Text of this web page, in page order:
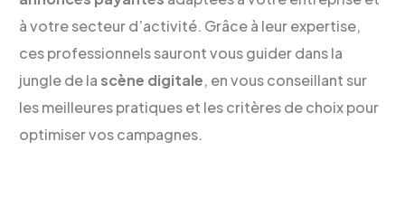
à votre secteur d’activité. Grâce à leur expertise,
ces professionnels sauront vous guider dans la
jungle de lascène digitale, en vous conseillant sur
les meilleures pratiques et les critères de choix pour
optimiser vos campagnes.